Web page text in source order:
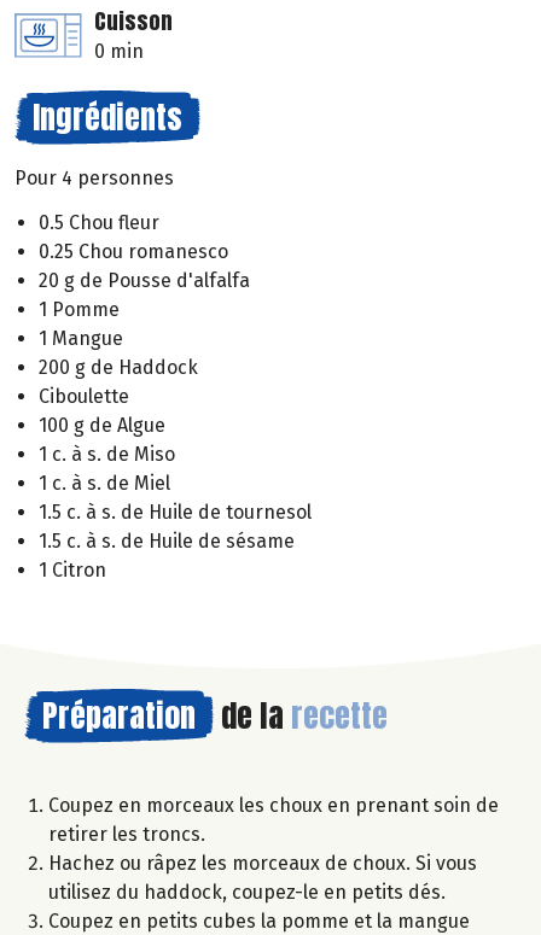
Cuisson
0 min
Ingrédients
Pour 4 personnes
0.5 Chou fleur
0.25 Chou romanesco
20 g de Pousse d'alfalfa
1 Pomme
1 Mangue
200 g de Haddock
Ciboulette
100 g de Algue
1 c. à s. de Miso
1 c. à s. de Miel
1.5 c. à s. de Huile de tournesol
1.5 c. à s. de Huile de sésame
1 Citron
Préparation de la recette
Coupez en morceaux les choux en prenant soin de
retirer les troncs.
Hachez ou râpez les morceaux de choux. Si vous
utilisez du haddock, coupez-le en petits dés.
Coupez en petits cubes la pomme et la mangue